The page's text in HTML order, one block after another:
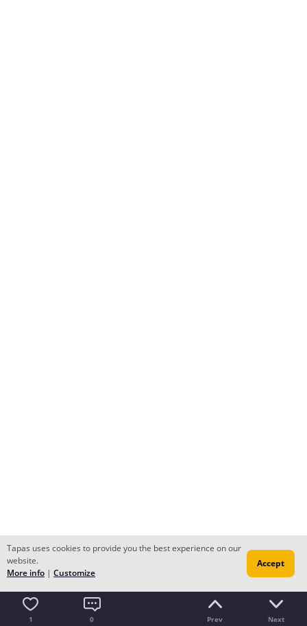
1 0 Prev Next
Tapas uses cookies to provide you the best experience on our
website.
More info | Customize
Accept